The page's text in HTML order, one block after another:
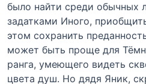
было найти среди обычных
задатками Иного,
этом сохранить
может быть проще для
ранга, умеющего видеть
цвета душ. Но дядя Яник,